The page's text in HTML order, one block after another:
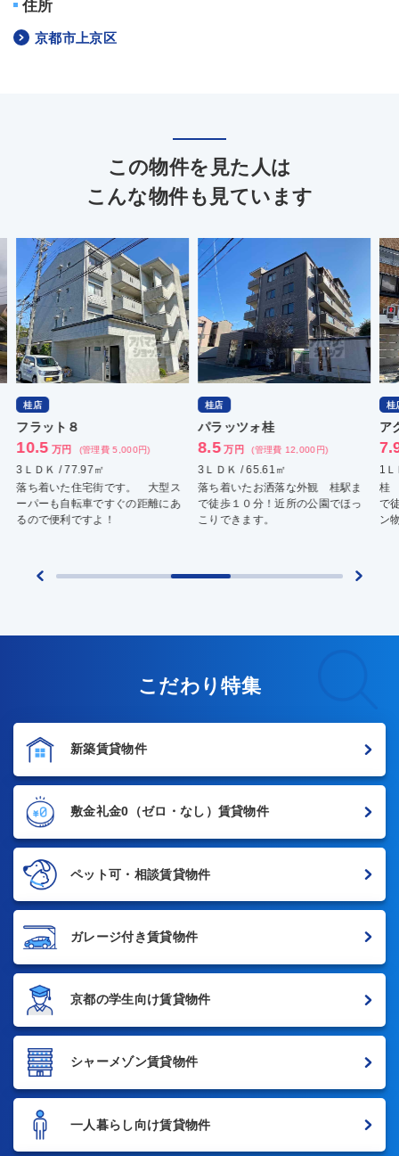
住所
京都市上京区
この物件を見た人は
こんな物件も見ています
桂店
フラット８
10.5 万円 (管理費 5,000円)
3ＬＤＫ / 77.97㎡
落ち着いた住宅街です。 大型ス
ーパーも自転車ですぐの距離にあ
るので便利ですよ！
桂店
パラッツォ桂
8.5 万円 (管理費 12,000円)
3ＬＤＫ / 65.61㎡
落ち着いたお洒落な外観 桂駅ま
で徒歩１０分！近所の公園でほっ
こりできます。
桂
ア
7.9
1Ｌ
桂
で
ン
こだわり特集
新築賃貸物件
敷金礼金0 （ゼロ・なし）賃貸物件
ペット可・相談賃貸物件
ガレージ付き賃貸物件
京都の学生向け賃貸物件
シャーメゾン賃貸物件
一人暮らし向け賃貸物件